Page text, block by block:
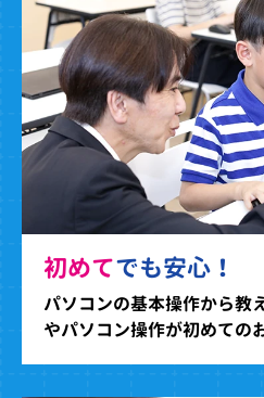
初めてでも安心！
パソコンの基本操作から教
やパソコン操作が初めての